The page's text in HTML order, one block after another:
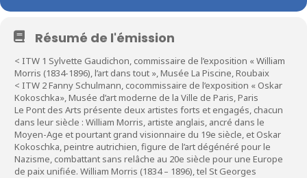
Résumé de l'émission
< ITW 1 Sylvette Gaudichon, commissaire de l’exposition « William
Morris (1834-1896), l’art dans tout », Musée La Piscine, Roubaix
< ITW 2 Fanny Schulmann, cocommissaire de l’exposition « Oskar
Kokoschka», Musée d’art moderne de la Ville de Paris, Paris
Le Pont des Arts présente deux artistes forts et engagés, chacun
dans leur siècle : William Morris, artiste anglais, ancré dans le
Moyen-Age et pourtant grand visionnaire du 19e siècle, et Oskar
Kokoschka, peintre autrichien, figure de l’art dégénéré pour le
Nazisme, combattant sans relâche au 20e siècle pour une Europe
de paix unifiée. William Morris (1834 – 1896), tel St Georges